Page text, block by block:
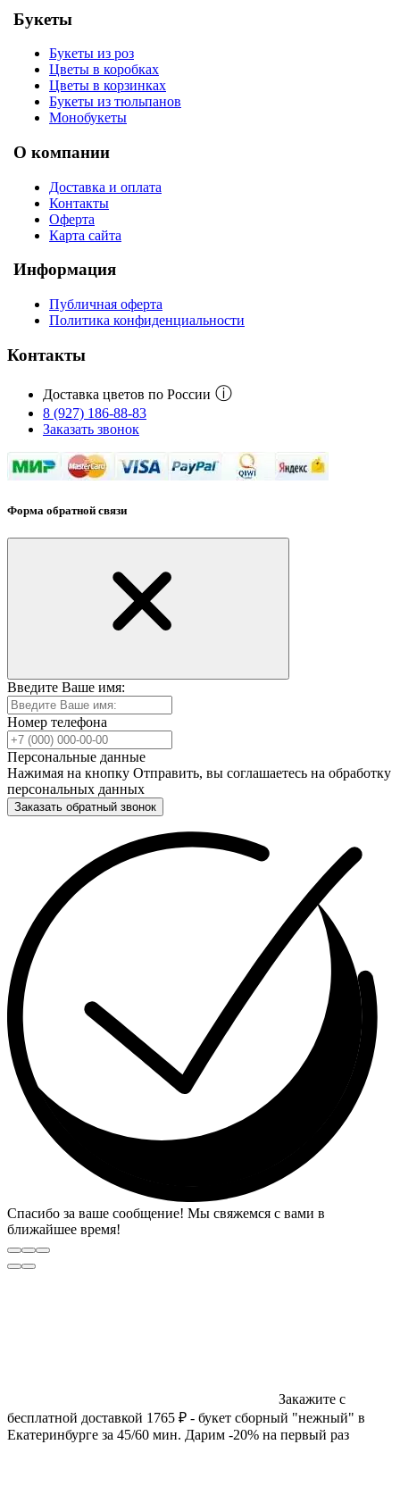
Букеты
Букеты из роз
Цветы в коробках
Цветы в корзинках
Букеты из тюльпанов
Монобукеты
О компании
Доставка и оплата
Контакты
Оферта
Карта сайта
Информация
Публичная оферта
Политика конфиденциальности
Контакты
Доставка цветов по России ⓘ
8 (927) 186-88-83
Заказать звонок
Форма обратной связи
Введите Ваше имя:
Номер телефона
Персональные данные
Нажимая на кнопку Отправить, вы соглашаетесь на обработку
персональных данных
Заказать обратный звонок
Спасибо за ваше сообщение! Мы свяжемся с вами в
ближайшее время!
Закажите с
бесплатной доставкой 1765 ₽ - букет сборный "нежный" в
Екатеринбурге за 45/60 мин. Дарим -20% на первый раз